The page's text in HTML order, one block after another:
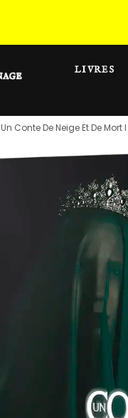
LIVRES
Un Conte De Neige Et De Mort I